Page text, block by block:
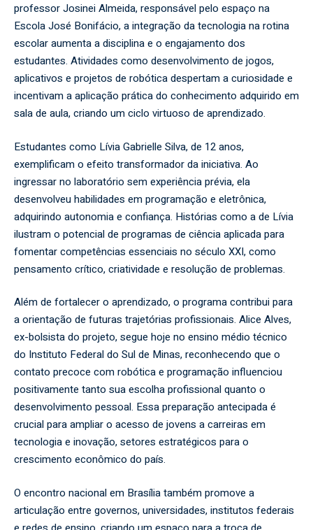
professor Josinei Almeida, responsável pelo espaço na
Escola José Bonifácio, a integração da tecnologia na rotina
escolar aumenta a disciplina e o engajamento dos
estudantes. Atividades como desenvolvimento de jogos,
aplicativos e projetos de robótica despertam a curiosidade e
incentivam a aplicação prática do conhecimento adquirido em
sala de aula, criando um ciclo virtuoso de aprendizado.
Estudantes como Lívia Gabrielle Silva, de 12 anos,
exemplificam o efeito transformador da iniciativa. Ao
ingressar no laboratório sem experiência prévia, ela
desenvolveu habilidades em programação e eletrônica,
adquirindo autonomia e confiança. Histórias como a de Lívia
ilustram o potencial de programas de ciência aplicada para
fomentar competências essenciais no século XXI, como
pensamento crítico, criatividade e resolução de problemas.
Além de fortalecer o aprendizado, o programa contribui para
a orientação de futuras trajetórias profissionais. Alice Alves,
ex-bolsista do projeto, segue hoje no ensino médio técnico
do Instituto Federal do Sul de Minas, reconhecendo que o
contato precoce com robótica e programação influenciou
positivamente tanto sua escolha profissional quanto o
desenvolvimento pessoal. Essa preparação antecipada é
crucial para ampliar o acesso de jovens a carreiras em
tecnologia e inovação, setores estratégicos para o
crescimento econômico do país.
O encontro nacional em Brasília também promove a
articulação entre governos, universidades, institutos federais